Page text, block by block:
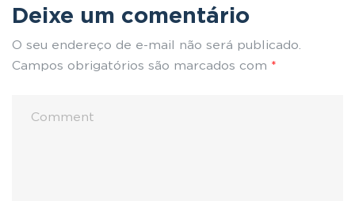
Deixe um comentário
O seu endereço de e-mail não será publicado.
Campos obrigatórios são marcados com *